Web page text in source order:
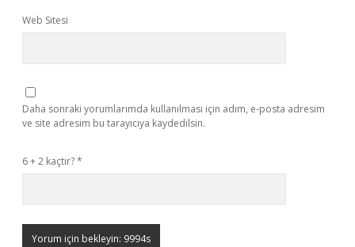
Web Sitesi
Daha sonraki yorumlarımda kullanılması için adım, e-posta adresim
ve site adresim bu tarayıcıya kaydedilsin.
6 + 2 kaçtır?*